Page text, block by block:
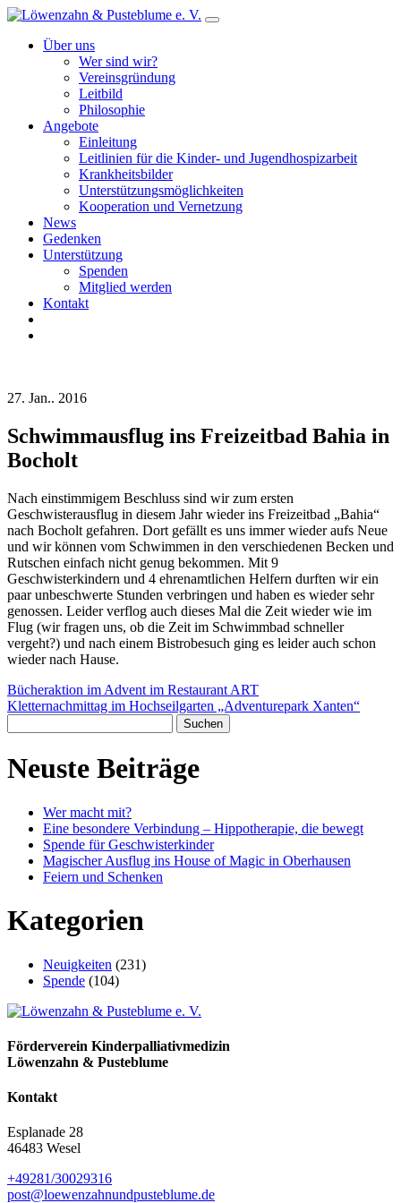
Über uns
Wer sind wir?
Vereinsgründung
Leitbild
Philosophie
Angebote
Einleitung
Leitlinien für die Kinder- und Jugendhospizarbeit
Krankheitsbilder
Unterstützungsmöglichkeiten
Kooperation und Vernetzung
News
Gedenken
Unterstützung
Spenden
Mitglied werden
Kontakt
27. Jan.. 2016
Schwimmausflug ins Freizeitbad Bahia in
Bocholt
Nach einstimmigem Beschluss sind wir zum ersten
Geschwisterausflug in diesem Jahr wieder ins Freizeitbad „Bahia“
nach Bocholt gefahren. Dort gefällt es uns immer wieder aufs Neue
und wir können vom Schwimmen in den verschiedenen Becken und
Rutschen einfach nicht genug bekommen. Mit 9
Geschwisterkindern und 4 ehrenamtlichen Helfern durften wir ein
paar unbeschwerte Stunden verbringen und haben es wieder sehr
genossen. Leider verflog auch dieses Mal die Zeit wieder wie im
Flug (wir fragen uns, ob die Zeit im Schwimmbad schneller
vergeht?) und nach einem Bistrobesuch ging es leider auch schon
wieder nach Hause.
Post
navigation
Bücheraktion im Advent im Restaurant ART
Kletternachmittag im Hochseilgarten „Adventurepark Xanten“
nach:
Neuste Beiträge
Wer macht mit?
Eine besondere Verbindung – Hippotherapie, die bewegt
Spende für Geschwisterkinder
Magischer Ausflug ins House of Magic in Oberhausen
Feiern und Schenken
Kategorien
Neuigkeiten (231)
Spende (104)
Förderverein Kinder­palliativ­medizin
Löwenzahn & Pusteblume
Kontakt
Esplanade 28
46483 Wesel
+49281/30029316
post@loewenzahn­und­pusteblume.de